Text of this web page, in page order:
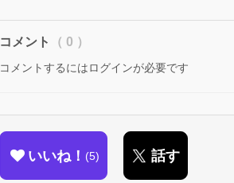
コメント （ 0 ）
コメントするにはログインが必要です
いいね！ 5 話す